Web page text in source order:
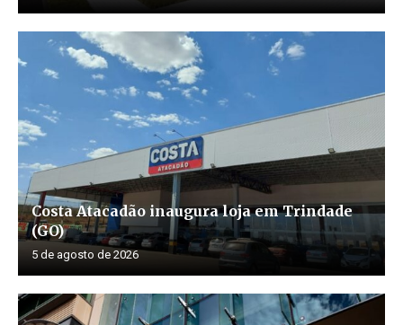
Costa Atacadão inaugura loja em Trindade
(GO)
5 de agosto de 2026